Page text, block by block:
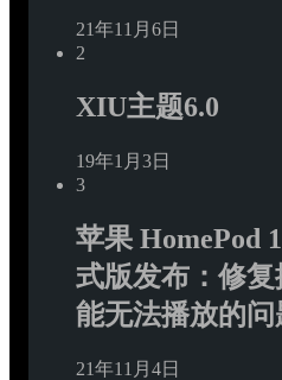
21年11月6日
2
XIU主题6.0
19年1月3日
3
苹果 HomePod
式版发布：修复
能无法播放的问
21年11月4日